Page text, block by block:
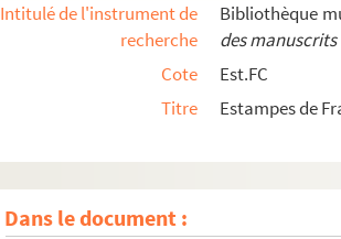
Intitulé de l'instrument de
recherche
Bibliothèque
des
Cote
Est.FC
Titre
Estampes de
Dans le document :
EST.FC.3321. La maison mortuaire.
EST.FC.3357. Le maître & son oeuvre
EST.FC.3358. Le maître & son oeuvre
EST.FC.3360. Le maître & son oeuvre